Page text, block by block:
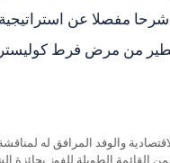
شرحا مفصلا عن
من مرض فرط
والوفد المرافق له
القائمة الطويلة للفوز بجائزة